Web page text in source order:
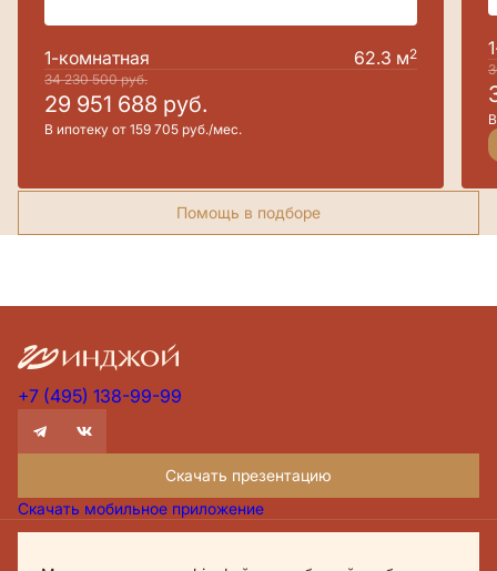
1-комнатная 62.3 м2
34 230 500руб.
29 951 688 руб.
В ипотеку от 159 705 руб./мес.
Помощь в подборе
+7 (495) 138-99-99
Скачать презентацию
Скачать мобильное приложение